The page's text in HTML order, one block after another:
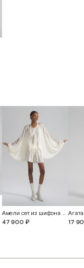
Амели сет из шифона и английского кружева
47 900 ₽
17